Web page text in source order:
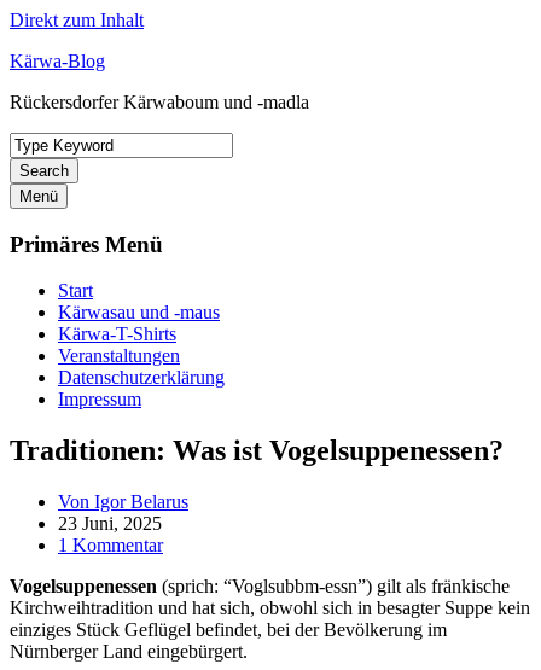
Direkt zum Inhalt
Kärwa-Blog
Rückersdorfer Kärwaboum und -madla
Search
Menü
Primäres Menü
Start
Kärwasau und -maus
Kärwa-T-Shirts
Veranstaltungen
Datenschutzerklärung
Impressum
Traditionen: Was ist Vogelsuppenessen?
Von Igor Belarus
23 Juni, 2025
1 Kommentar
Vogelsuppenessen (sprich: “Voglsubbm-essn”) gilt als fränkische
Kirchweihtradition und hat sich, obwohl sich in besagter Suppe kein
einziges Stück Geflügel befindet, bei der Bevölkerung im
Nürnberger Land eingebürgert.